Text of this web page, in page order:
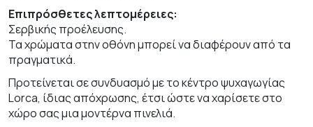
Επιπρόσθετες λεπτομέρειες:
Σερβικής προέλευσης.
Τα χρώματα στην οθόνη μπορεί να διαφέρουν από τα
πραγματικά.
Προτείνεται σε συνδυασμό με το κέντρο ψυχαγωγίας
Lorca, ίδιας απόχρωσης, έτσι ώστε να χαρίσετε στο
χώρο σας μια μοντέρνα πινελιά.